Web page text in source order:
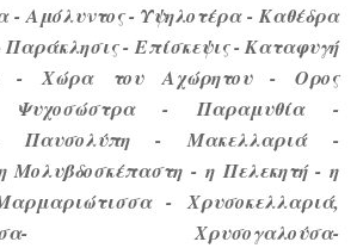
Αμόλυντος - Υψηλοτέρα - Καθέδρα
- Επίσκεψις - Καταφυγή
- Χώρα του Αχώρητου - Ορος
Ψυχοσώστρα - Παραμυθία -
Παυσολύπη - Μακελλαριά -
Μολυβδοσκέπαστη - η Πελεκητή - η
- Χρυσοκελλαριά,
Χρυσογαλούσα-